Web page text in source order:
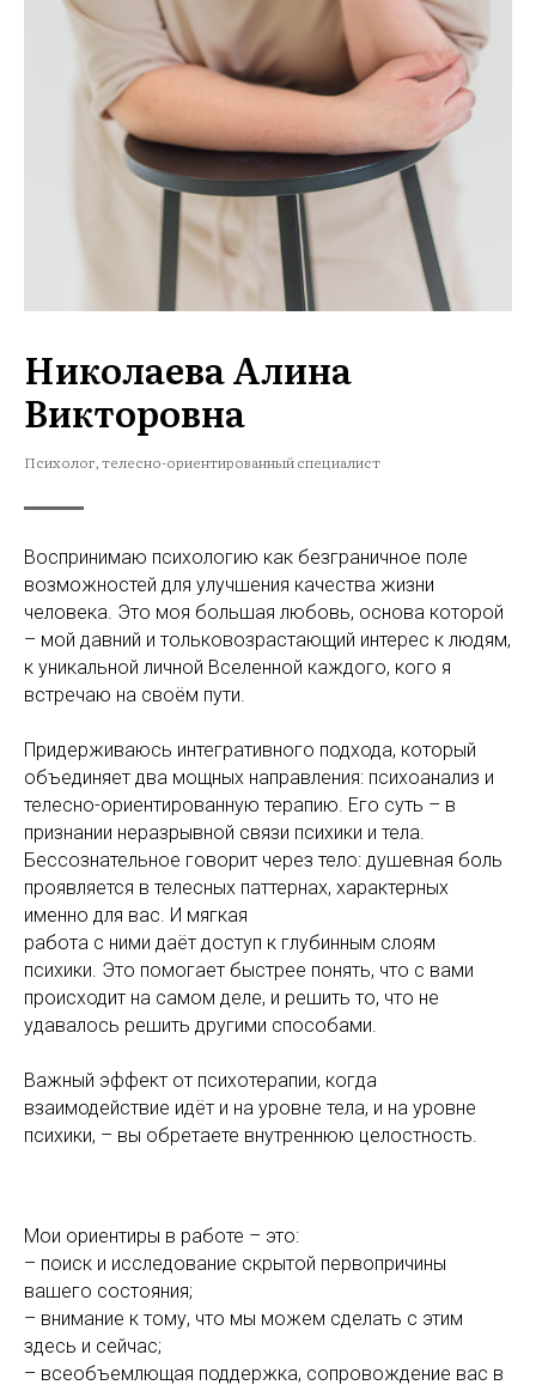
Николаева Алина
Викторовна
Психолог, телесно-ориентированный специалист
Воспринимаю психологию как безграничное поле
возможностей для улучшения качества жизни
человека. Это моя большая любовь, основа которой
– мой давний и тольковозрастающий интерес к людям,
к уникальной личной Вселенной каждого, кого я
встречаю на своём пути.
Придерживаюсь интегративного подхода, который
объединяет два мощных направления: психоанализ и
телесно-ориентированную терапию. Его суть – в
признании неразрывной связи психики и тела.
Бессознательное говорит через тело: душевная боль
проявляется в телесных паттернах, характерных
именно для вас. И мягкая
работа с ними даёт доступ к глубинным слоям
психики. Это помогает быстрее понять, что с вами
происходит на самом деле, и решить то, что не
удавалось решить другими способами.
Важный эффект от психотерапии, когда
взаимодействие идёт и на уровне тела, и на уровне
психики, – вы обретаете внутреннюю целостность.
Мои ориентиры в работе – это:
– поиск и исследование скрытой первопричины
вашего состояния;
– внимание к тому, что мы можем сделать с этим
здесь и сейчас;
– всеобъемлющая поддержка, сопровождение вас в